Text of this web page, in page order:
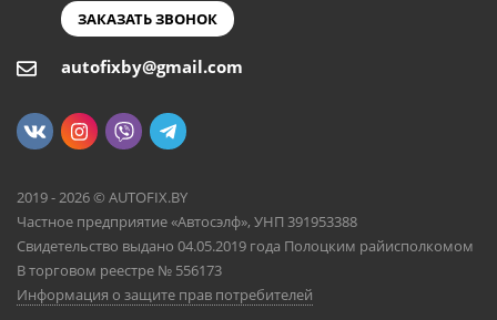
ЗАКАЗАТЬ ЗВОНОК
autofixby@gmail.com
2019 - 2026 © AUTOFIX.BY
Частное предприятие «Автосэлф», УНП 391953388
Свидетельство выдано 04.05.2019 года Полоцким райисполкомом
В торговом реестре № 556173
Информация о защите прав потребителей